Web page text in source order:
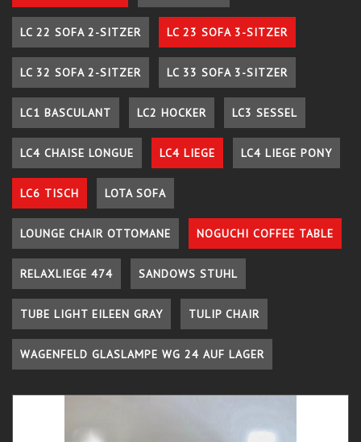
LC 22 SOFA 2-SITZER LC 23 SOFA 3-SITZER
LC 32 SOFA 2-SITZER LC 33 SOFA 3-SITZER
LC1 BASCULANT LC2 HOCKER LC3 SESSEL
LC4 CHAISE LONGUE LC4 LIEGE LC4 LIEGE PONY
LC6 TISCH LOTA SOFA
LOUNGE CHAIR OTTOMANE NOGUCHI COFFEE TABLE
RELAXLIEGE 474 SANDOWS STUHL
TUBE LIGHT EILEEN GRAY TULIP CHAIR
WAGENFELD GLASLAMPE WG 24 AUF LAGER